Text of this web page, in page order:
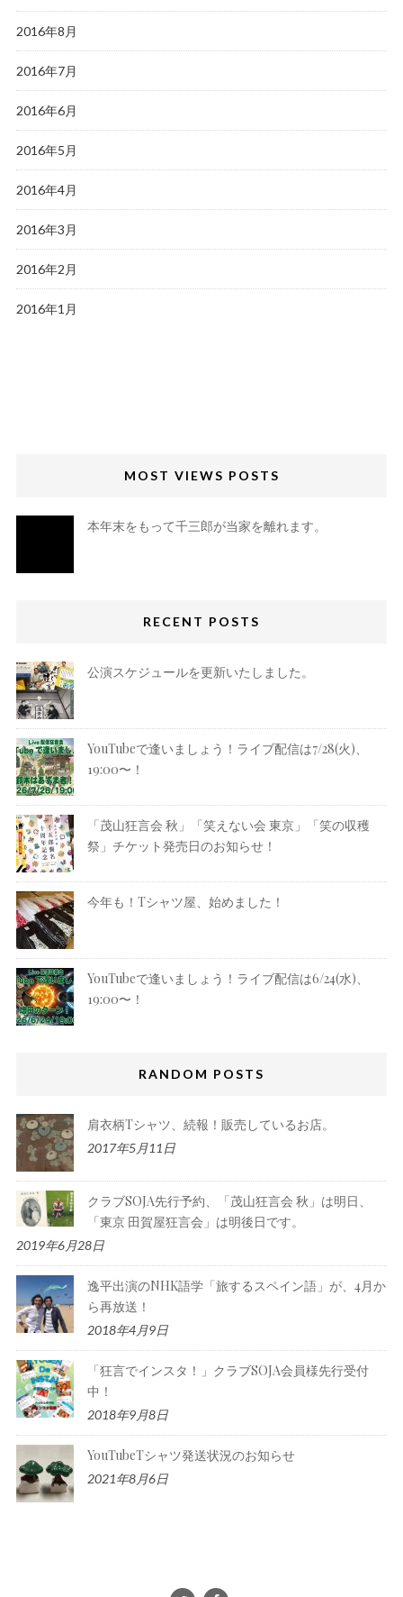
2016年8月
2016年7月
2016年6月
2016年5月
2016年4月
2016年3月
2016年2月
2016年1月
MOST VIEWS POSTS
本年末をもって千三郎が当家を離れます。
RECENT POSTS
公演スケジュールを更新いたしました。
YouTubeで逢いましょう！ライブ配信は7/28(火)、
19:00〜！
「茂山狂言会 秋」「笑えない会 東京」「笑の収穫
祭」チケット発売日のお知らせ！
今年も！Tシャツ屋、始めました！
YouTubeで逢いましょう！ライブ配信は6/24(水)、
19:00〜！
RANDOM POSTS
肩衣柄Tシャツ、続報！販売しているお店。
2017年5月11日
クラブSOJA先行予約、「茂山狂言会 秋」は明日、
「東京 田賀屋狂言会」は明後日です。
2019年6月28日
逸平出演のNHK語学「旅するスペイン語」が、4月か
ら再放送！
2018年4月9日
「狂言でインスタ！」クラブSOJA会員様先行受付
中！
2018年9月8日
YouTubeTシャツ発送状況のお知らせ
2021年8月6日